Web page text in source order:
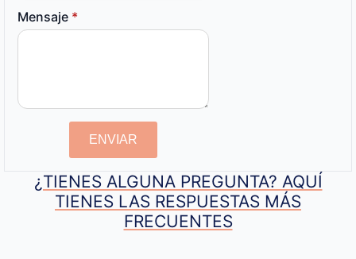
Mensaje *
ENVIAR
¿TIENES ALGUNA PREGUNTA? AQUÍ
TIENES LAS RESPUESTAS MÁS
FRECUENTES